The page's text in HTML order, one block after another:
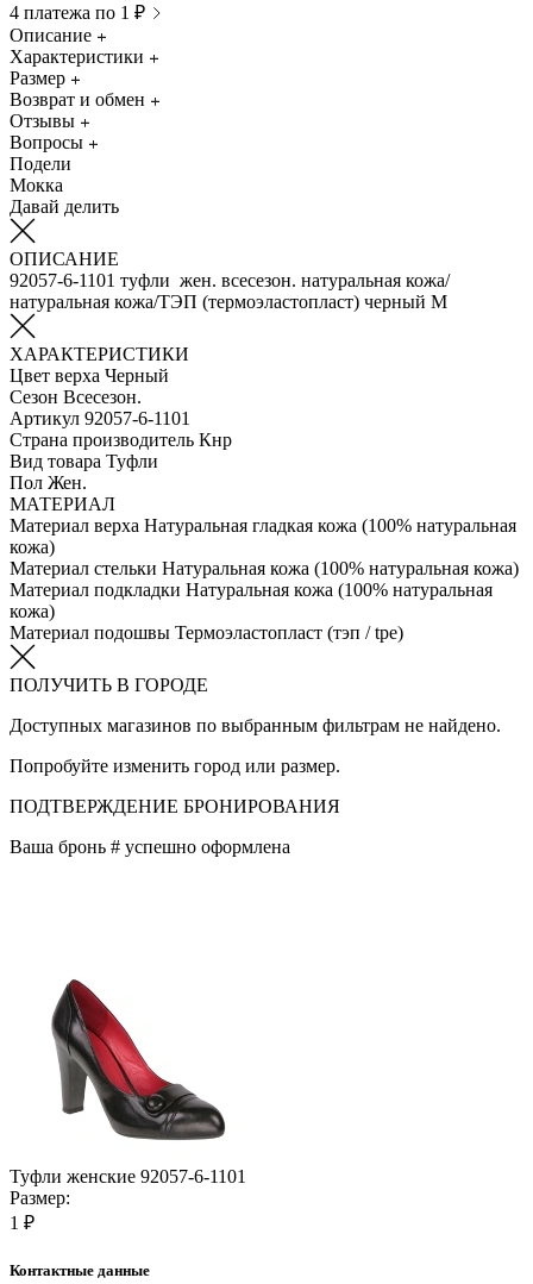
4 платежа по 1 ₽
Описание
Характеристики
Размер
Возврат и обмен
Отзывы
Вопросы
Подели
Мокка
Давай делить
ОПИСАНИЕ
92057-6-1101 туфли жен. всесезон. натуральная кожа/
натуральная кожа/ТЭП (термоэластопласт) черный M
ХАРАКТЕРИСТИКИ
Цвет верха Черный
Сезон Всесезон.
Артикул 92057-6-1101
Страна производитель Кнр
Вид товара Туфли
Пол Жен.
МАТЕРИАЛ
Материал верха Натуральная гладкая кожа (100% натуральная
кожа)
Материал стельки Натуральная кожа (100% натуральная кожа)
Материал подкладки Натуральная кожа (100% натуральная
кожа)
Материал подошвы Термоэластопласт (тэп / tpe)
ПОЛУЧИТЬ В ГОРОДЕ
Доступных магазинов по выбранным фильтрам не найдено.
Попробуйте изменить город или размер.
ПОДТВЕРЖДЕНИЕ БРОНИРОВАНИЯ
Ваша бронь # успешно оформлена
Туфли женские 92057-6-1101
Размер:
1 ₽
Контактные данные